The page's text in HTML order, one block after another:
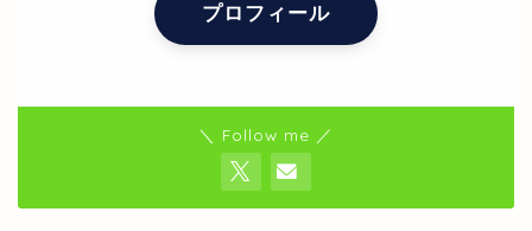
プロフィール
＼ Follow me ／